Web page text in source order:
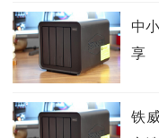
中
享
铁